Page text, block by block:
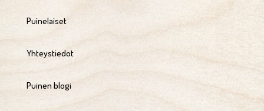
Puinelaiset
Yhteystiedot
Puinen blogi